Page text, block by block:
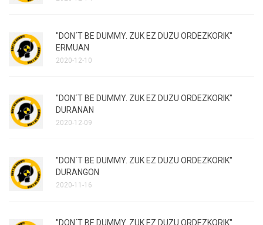
"DON´T BE DUMMY. ZUK EZ DUZU ORDEZKORIK"
ERMUAN
2020-12-10
"DON´T BE DUMMY. ZUK EZ DUZU ORDEZKORIK"
DURANAN
2020-12-09
"DON´T BE DUMMY. ZUK EZ DUZU ORDEZKORIK"
DURANGON
2020-11-16
"DON´T BE DUMMY. ZUK EZ DUZU ORDEZKORIK"